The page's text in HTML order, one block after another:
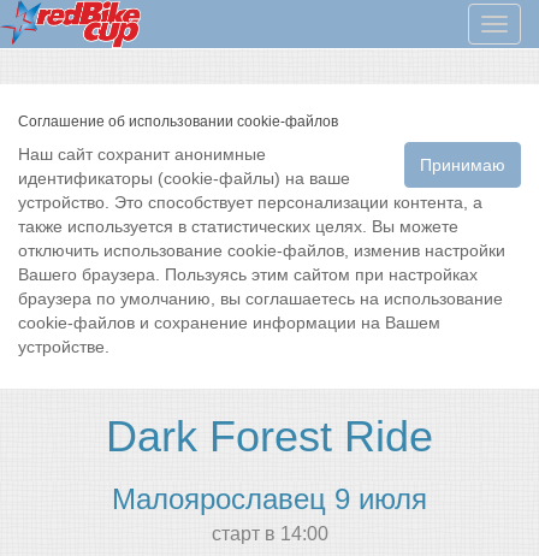
Меню
Соглашение об использовании cookie-файлов
Принимаю
Наш сайт сохранит анонимные
идентификаторы (cookie-файлы) на ваше
устройство. Это способствует персонализации контента, а
также используется в статистических целях. Вы можете
отключить использование cookie-файлов, изменив настройки
Вашего браузера. Пользуясь этим сайтом при настройках
браузера по умолчанию, вы соглашаетесь на использование
cookie-файлов и сохранение информации на Вашем
устройстве.
Dark Forest Ride
Малоярославец 9 июля
cтарт в 14:00